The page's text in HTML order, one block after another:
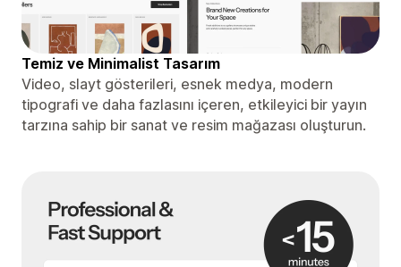
Temiz ve Minimalist Tasarım
Video, slayt gösterileri, esnek medya, modern
tipografi ve daha fazlasını içeren, etkileyici bir yayın
tarzına sahip bir sanat ve resim mağazası oluşturun.